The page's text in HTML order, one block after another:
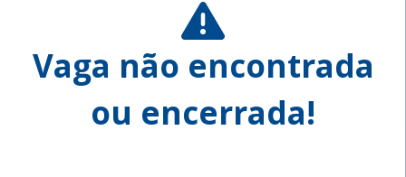
Vaga não encontrada
ou encerrada!